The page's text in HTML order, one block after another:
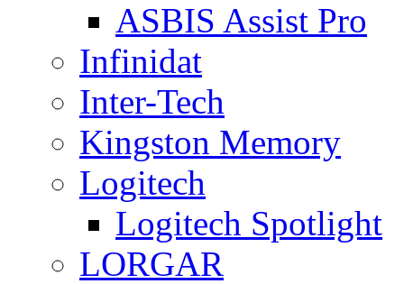
ASBIS Assist Pro
Infinidat
Inter-Tech
Kingston Memory
Logitech
Logitech Spotlight
LORGAR